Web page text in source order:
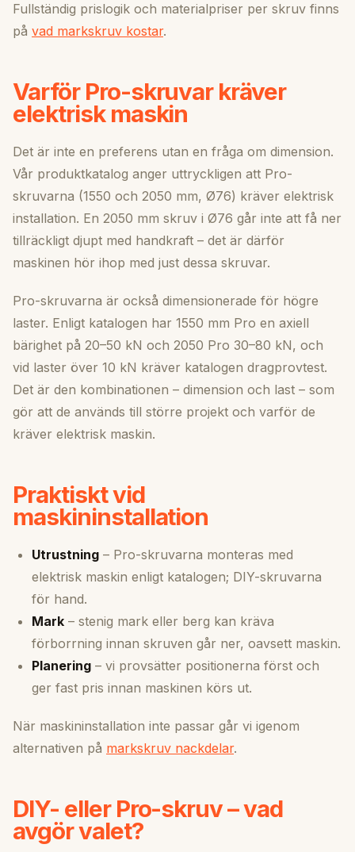
Fullständig prislogik och materialpriser per skruv finns
på vad markskruv kostar.
Varför Pro-skruvar kräver
elektrisk maskin
Det är inte en preferens utan en fråga om dimension.
Vår produktkatalog anger uttryckligen att Pro-
skruvarna (1550 och 2050 mm, Ø76) kräver elektrisk
installation. En 2050 mm skruv i Ø76 går inte att få ner
tillräckligt djupt med handkraft – det är därför
maskinen hör ihop med just dessa skruvar.
Pro-skruvarna är också dimensionerade för högre
laster. Enligt katalogen har 1550 mm Pro en axiell
bärighet på 20–50 kN och 2050 Pro 30–80 kN, och
vid laster över 10 kN kräver katalogen dragprovtest.
Det är den kombinationen – dimension och last – som
gör att de används till större projekt och varför de
kräver elektrisk maskin.
Praktiskt vid
maskininstallation
Utrustning – Pro-skruvarna monteras med
elektrisk maskin enligt katalogen; DIY-skruvarna
för hand.
Mark – stenig mark eller berg kan kräva
förborrning innan skruven går ner, oavsett maskin.
Planering – vi provsätter positionerna först och
ger fast pris innan maskinen körs ut.
När maskininstallation inte passar går vi igenom
alternativen på markskruv nackdelar.
DIY- eller Pro-skruv – vad
avgör valet?